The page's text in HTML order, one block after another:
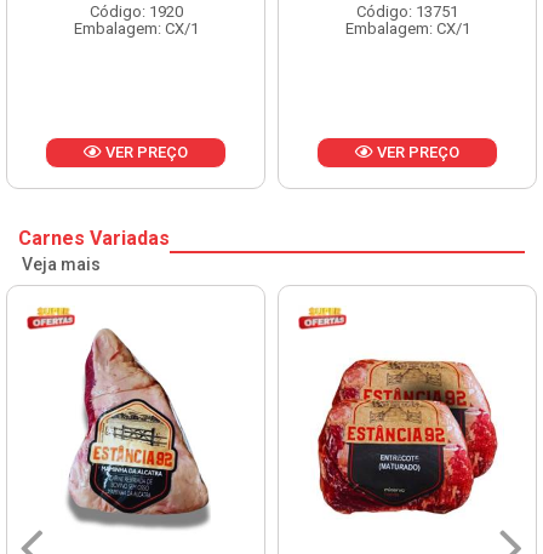
Código: 1920
Embalagem: CX/1
VER PREÇO
Código: 13751
Embalagem: CX/1
VER PREÇO
Carnes Variadas
Veja mais